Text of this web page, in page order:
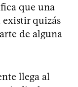
que una
existir quizás
de alguna
llega al